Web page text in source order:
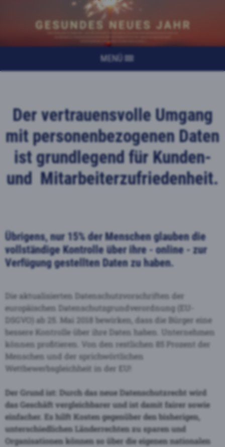
MENÜ
Der vertrauensvolle Umgang
mit personenbezogenen Daten
ist grundlegend für Kunden-
und Mitarbeiterzufriedenheit.
Übrigens, nur 15% der Menschen glauben die
vollständige Kontrolle über ihre - online - zur
Verfügung gestellten Daten zu haben.
Die aktualisierten Datenschutzvorschriften der
europäischen Datenschutzgrundverordnung (EU-
DSGVO) ab 25. Mai 2018 bewirken, dass die Bürger eine
bessere Kontrolle über ihre Daten haben. Unternehmen
können profitieren. Von den restlichen 85 Prozent der
Menschen und der sprichwörtlichen
Wettbewerbsgleichheit in der EU!
Der Grund ist: Durch das neue Datenschutzrecht wird
das Geschäft vergleichbarer und ist damit fairer sowie
einfacher. Es hilft Kosten gegenüber den bisherigen,
unterschiedlichen Länderrechten zu sparen und
Organisationen können so über die eigenen nationalen